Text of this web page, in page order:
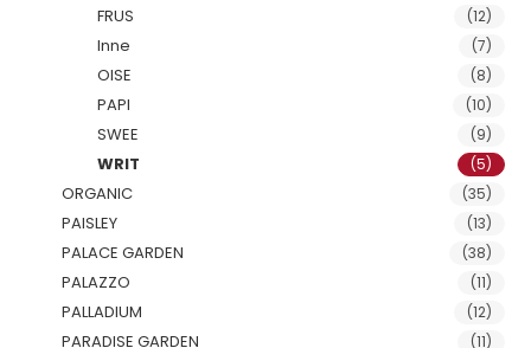
FRUS (12)
Inne (7)
OISE (8)
PAPI (10)
SWEE (9)
WRIT (5)
ORGANIC (35)
PAISLEY (13)
PALACE GARDEN (38)
PALAZZO (11)
PALLADIUM (12)
PARADISE GARDEN (11)